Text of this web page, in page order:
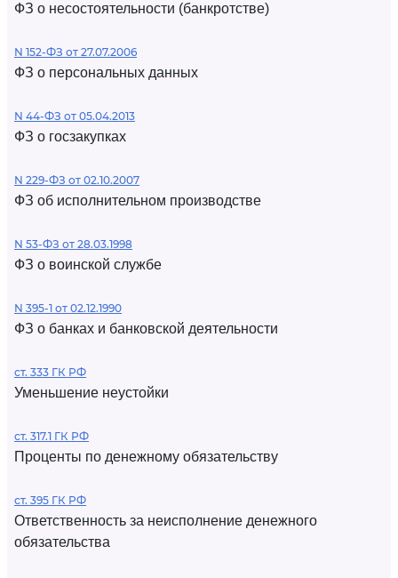
ФЗ о несостоятельности (банкротстве)
N 152-ФЗ от 27.07.2006
ФЗ о персональных данных
N 44-ФЗ от 05.04.2013
ФЗ о госзакупках
N 229-ФЗ от 02.10.2007
ФЗ об исполнительном производстве
N 53-ФЗ от 28.03.1998
ФЗ о воинской службе
N 395-1 от 02.12.1990
ФЗ о банках и банковской деятельности
ст. 333 ГК РФ
Уменьшение неустойки
ст. 317.1 ГК РФ
Проценты по денежному обязательству
ст. 395 ГК РФ
Ответственность за неисполнение денежного
обязательства